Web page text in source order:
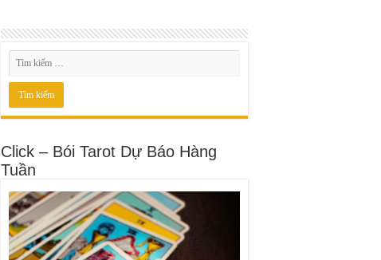
Click – Bói Tarot Dự Báo Hàng
Tuần